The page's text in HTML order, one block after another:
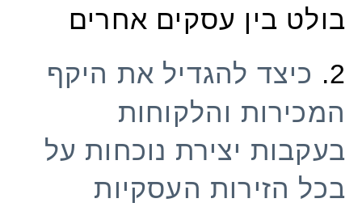
בולט בין עסקים אחרים
2.
כיצד להגדיל את היקף
המכירות והלקוחות
בעקבות יצירת נוכחות על
בכל הזירות העסקיות